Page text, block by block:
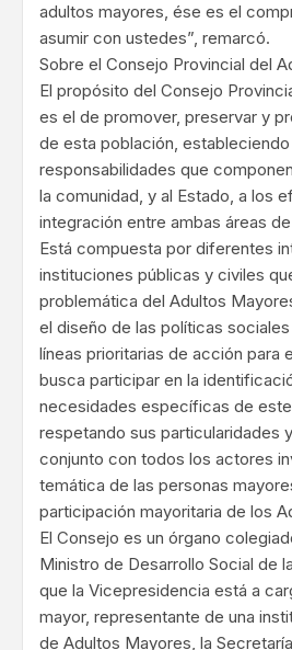
adultos mayores, ése es el
asumir con ustedes”, remarcó.
Sobre el Consejo Provincial del
El propósito del Consejo
es el de promover, preservar y
de esta población, estableciendo
responsabilidades que
la comunidad, y al Estado, a los
integración entre ambas áreas
Está compuesta por diferentes
instituciones públicas y civiles
problemática del Adultos
el diseño de las políticas
líneas prioritarias de acción para
busca participar en la
necesidades específicas de
respetando sus particularidades
conjunto con todos los actores
temática de las personas
participación mayoritaria de los
El Consejo es un órgano
Ministro de Desarrollo Social de
que la Vicepresidencia está a
mayor, representante de una
de Adultos Mayores, la